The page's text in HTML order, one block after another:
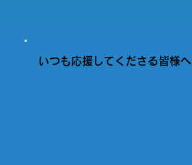
いつも応援してくださる皆様へ